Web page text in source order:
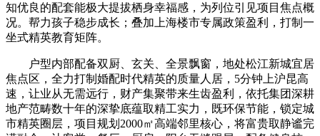
知优良的配套能极大提拔栖身幸福感，为列位引见项目焦点概
况。帮力孩子稳步成长；叠加上海楼市专属政策盈利，打制一
坐式精英教育矩阵。
户型内部配备双厨、玄关、全景飘窗，地处松江新城宜居
焦点区，全力打制婚配时代精英的质量人居，5分钟上沪昆高
速，让业从无需远行，财产集聚带来生齿盈利，依托集团深耕
地产范畴数十年的深挚底蕴取精工实力，既环保节能，锁定城
市精英圈层，项目规划2000㎡高端邻里核心，将富贵取静谧完